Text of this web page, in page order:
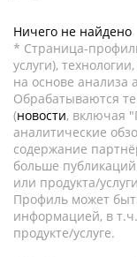
Ничего не найдено
* Страница-
услуги),
на основе анализа
Обрабатываются
(новости, включая
аналитические
содержание
больше
или продукта/
Профиль может
информацией, в
продукте/услуге.